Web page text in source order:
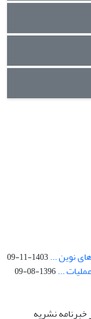
نوین ...1403-11-09
...
1396-08-09
خبرنامه نشریه